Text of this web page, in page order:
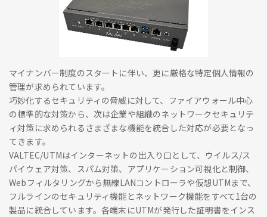
マイナンバー制度のスタートに伴い、更に厳格な特定個人情報の
管理が求められています。
巧妙化するセキュリティの脅威に対して、ファイアウォール中心
の標準的な対策から、次は企業や組織のネットワークセキュリテ
ィ対策に求められるさまざまな機能を統合した対応が必要となっ
てきます。
VALTEC/UTMはインターネットの出入り口として、ウイルス/ス
パイウェア対策、スパム対策、アプリケーション可視化と制御、
Webフィルタリングから無線LANコントローラや仮想UTMまで、
フルラインのセキュリティ機能とネットワーク機能をすべて1台の
製品に統合しています。各端末にUTMが発行した証明書をインス